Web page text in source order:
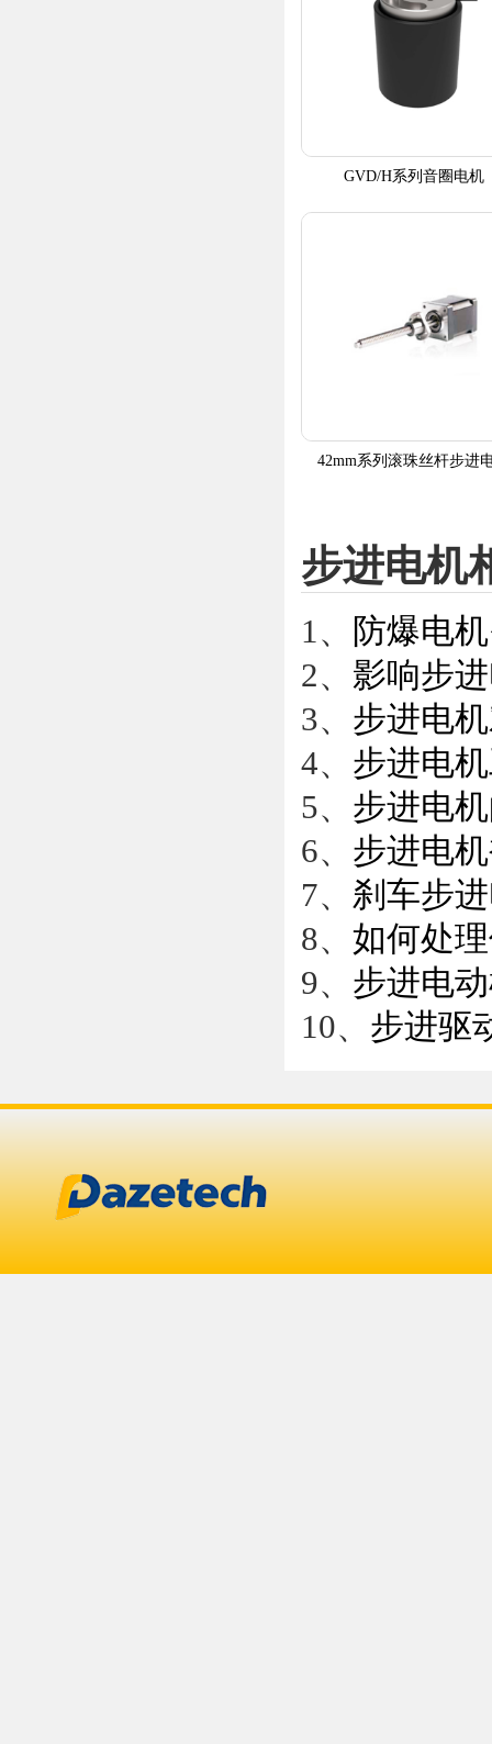
GVD/H系列音圈电机
42mm系列滚珠丝杆步进
步进电机
1、
防爆电
2、 影响步
3、 步进电
4、 步进电
5、 步进电
6、 步进电
7、 刹车步
8、 如何处
9、 步进电
10、 步进驱